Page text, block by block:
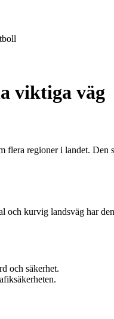
viktiga väg
regioner i landet.
kurvig landsväg har
och säkerhet.